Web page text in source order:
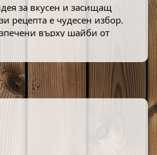
за вкусен и засищащ
рецепта е чудесен избор.
върху шайби от
златиста коричка от
която се приготвя с
е впечатляващо